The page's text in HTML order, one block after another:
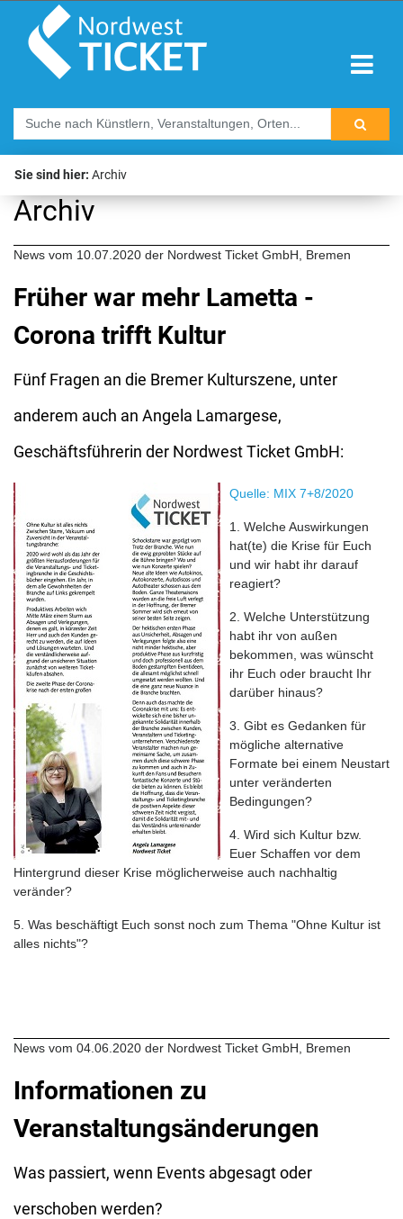
Sie sind hier: Archiv
Archiv
News vom 10.07.2020 der Nordwest Ticket GmbH, Bremen
Früher war mehr Lametta -
Corona trifft Kultur
Fünf Fragen an die Bremer Kulturszene, unter
anderem auch an Angela Lamargese,
Geschäftsführerin der Nordwest Ticket GmbH:
Quelle: MIX 7+8/2020
1. Welche Auswirkungen
hat(te) die Krise für Euch
und wir habt ihr darauf
reagiert?
2. Welche Unterstützung
habt ihr von außen
bekommen, was wünscht
ihr Euch oder braucht Ihr
darüber hinaus?
3. Gibt es Gedanken für
mögliche alternative
Formate bei einem Neustart
unter veränderten
Bedingungen?
4. Wird sich Kultur bzw.
Euer Schaffen vor dem
Hintergrund dieser Krise möglicherweise auch nachhaltig
veränder?
5. Was beschäftigt Euch sonst noch zum Thema "Ohne Kultur ist
alles nichts"?
News vom 04.06.2020 der Nordwest Ticket GmbH, Bremen
Informationen zu
Veranstaltungsänderungen
Was passiert, wenn Events abgesagt oder
verschoben werden?